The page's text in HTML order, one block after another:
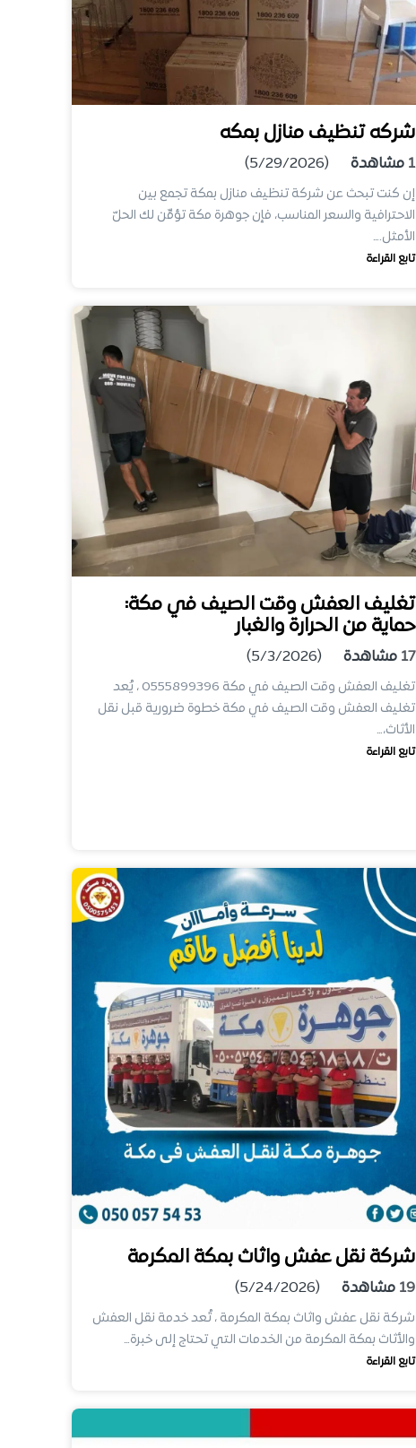
شركه تنظيف منازل بمكه
1 مشاهدة (5/29/2026)
إن كنت تبحث عن شركة تنظيف منازل بمكة تجمع بين
الاحترافية والسعر المناسب، فإن جوهرة مكة تؤمِّن لك الحلّ
الأمثل.…
تابع القراءة
تغليف العفش وقت الصيف في مكة:
حماية من الحرارة والغبار
17 مشاهدة (5/3/2026)
تغليف العفش وقت الصيف في مكة 0555899396 ، يُعد
تغليف العفش وقت الصيف في مكة خطوة ضرورية قبل نقل
الأثاث،…
تابع القراءة
شركة نقل عفش واثاث بمكة المكرمة
19 مشاهدة (5/24/2026)
شركة نقل عفش واثاث بمكة المكرمة ، تُعد خدمة نقل العفش
والأثاث بمكة المكرمة من الخدمات التي تحتاج إلى خبرة…
تابع القراءة